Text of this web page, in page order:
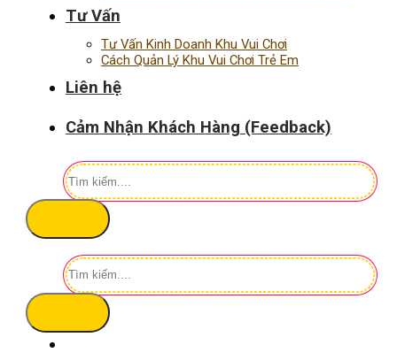
Tư Vấn
Tư Vấn Kinh Doanh Khu Vui Chơi
Cách Quản Lý Khu Vui Chơi Trẻ Em
Liên hệ
Cảm Nhận Khách Hàng (Feedback)
Tìm
kiếm:
Tìm
kiếm: